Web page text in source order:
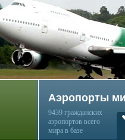
Аэропорты
9439 гражданских
аэропортов всего
мира в базе